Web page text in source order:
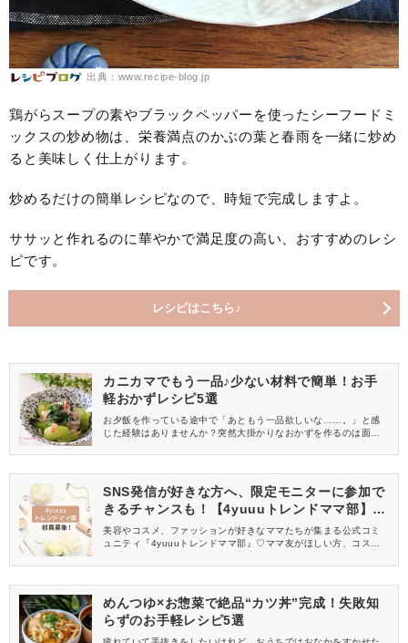
出典：www.recipe-blog.jp
鶏がらスープの素やブラックペッパーを使ったシーフードミ
ックスの炒め物は、栄養満点のかぶの葉と春雨を一緒に炒め
ると美味しく仕上がります。
炒めるだけの簡単レシピなので、時短で完成しますよ。
ササッと作れるのに華やかで満足度の高い、おすすめのレシ
ピです。
レシピはこちら♪
カニカマでもう一品♪少ない材料で簡単！お手
軽おかずレシピ5選
お夕飯を作っている途中で「あともう一品欲しいな……。」と感
じた経験はありませんか？突然大掛かりなおかずを作るのは面倒
すよね♪今回ご紹介するのは、「カニカマ」を使ったお手軽おかず
りですよ。
SNS発信が好きな方へ、限定モニターに参加で
きるチャンスも！【4yuuuトレンドママ部】部
員募集中
美容やコスメ、ファッションが好きなママたちが集まる公式コミ
ュニティ『4yuuuトレンドママ部』♡ママ友がほしい方、コスメサ
信してくれる方を募集しています！
めんつゆ×お惣菜で絶品“カツ丼”完成！失敗知
らずのお手軽レシピ5選